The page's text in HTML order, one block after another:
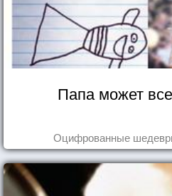
Папа может
Оцифрованные